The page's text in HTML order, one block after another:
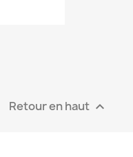
Retour en haut 